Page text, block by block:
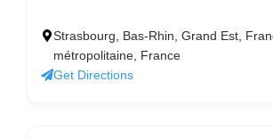
Strasbourg, Bas-Rhin, Grand Est,
métropolitaine, France
Get Directions